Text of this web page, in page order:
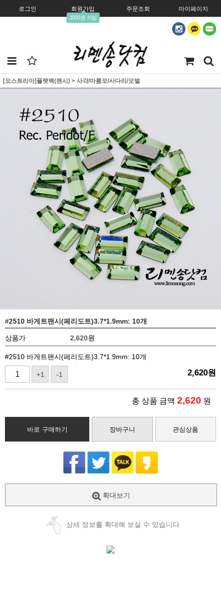
로그인 회원가입
1000원 적립
주문조회 마이페이지
[오스트리아]플랫백(팬시) > 사각/마름모/사다리/오벌
#2510 바게트팬시(페리도트)3.7*1.9mm: 10개
상품가 2,620원
#2510 바게트팬시(페리도트)3.7*1.9mm: 10개
+1 -1 2,620원
총 상품 금액 2,620 원
바로 구매하기 장바구니 관심상품
확대보기
상세 정보를 확대해 보실 수 있습니다